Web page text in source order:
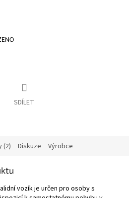
SDÍLET
(2) Diskuze Výrobce
vozík je určen pro osoby s